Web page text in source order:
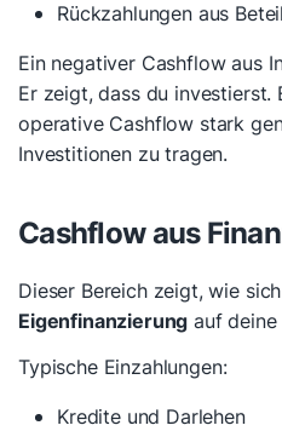
Rückzahlungen aus
Ein negativer Cashflow aus
Er zeigt, dass du
operative Cashflow stark
Investitionen zu tragen.
Cashflow aus
Dieser Bereich zeigt, wie sich
Eigenfinanzierung auf
Typische Einzahlungen:
Kredite und Darlehen